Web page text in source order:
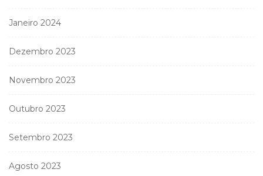
Janeiro 2024
Dezembro 2023
Novembro 2023
Outubro 2023
Setembro 2023
Agosto 2023